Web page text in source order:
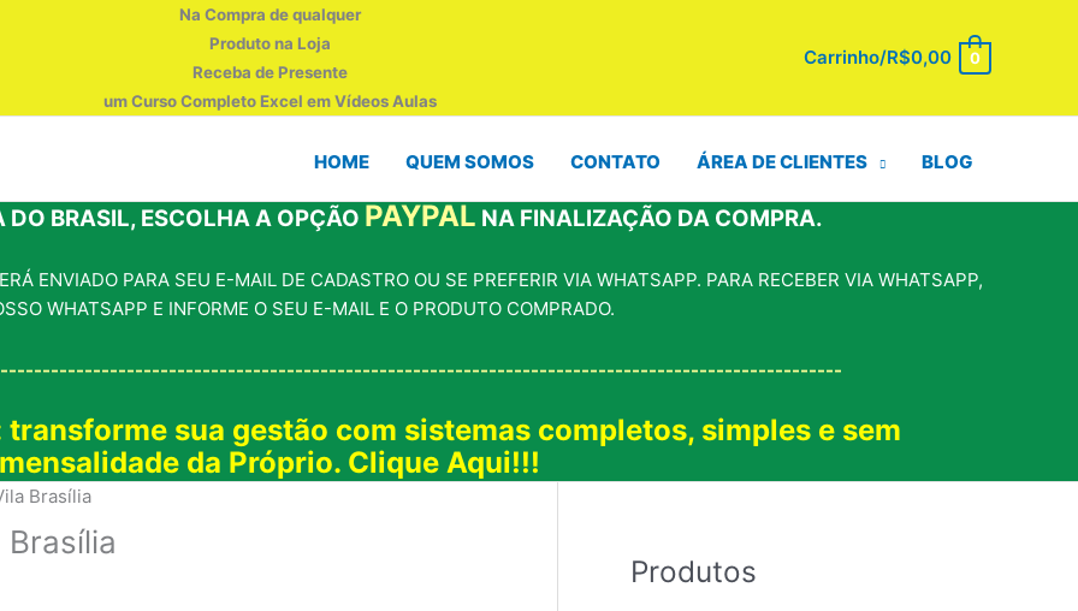
Na Compra de qualquer
Produto na Loja
Receba de Presente
um Curso Completo Excel em Vídeos Aulas
Carrinho/R$0,00 0
HOME QUEM SOMOS CONTATO ÁREA DE CLIENTES BLOG
DO BRASIL, ESCOLHA A OPÇÃO PAYPAL NA FINALIZAÇÃO DA COMPRA.
ENVIADO PARA SEU E-MAIL DE CADASTRO OU SE PREFERIR VIA WHATSAPP. PARA RECEBER VIA WHATSAPP,
WHATSAPP E INFORME O SEU E-MAIL E O PRODUTO COMPRADO.
sua gestão com sistemas completos, simples e sem
mensalidade da Próprio. Clique Aqui!!!
Brasília
Produtos